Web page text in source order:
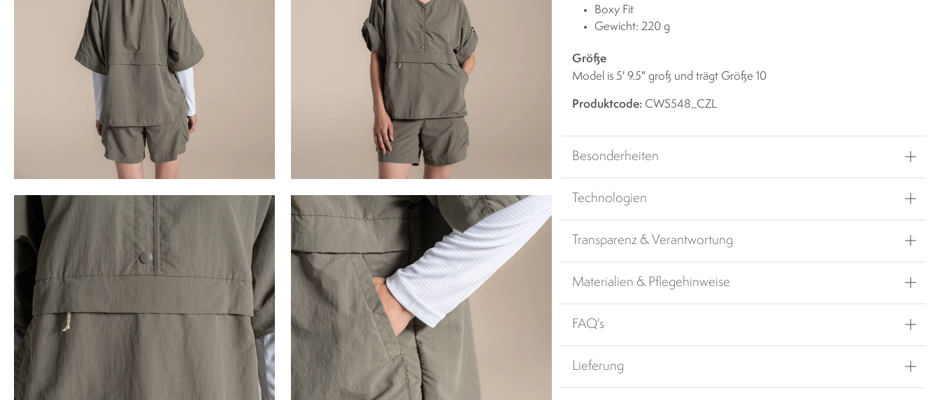
Boxy Fit
Gewicht: 220 g
Größe
Model is 5' 9.5" groß und trägt Größe 10
Produktcode: CWS548_CZL
Besonderheiten
Technologien
Transparenz & Verantwortung
Materialien & Pflegehinweise
FAQ's
Lieferung